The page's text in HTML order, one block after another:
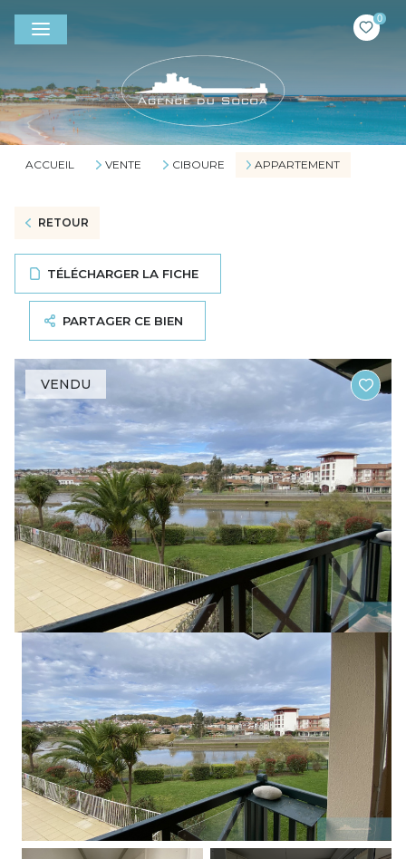
0
ACCUEIL VENTE CIBOURE APPARTEMENT
RETOUR
TÉLÉCHARGER LA FICHE
PARTAGER CE BIEN
VENDU